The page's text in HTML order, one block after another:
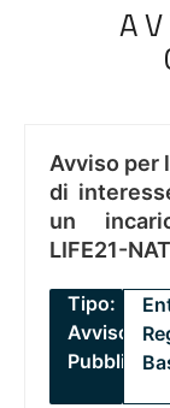
Avviso per
di
un
LIFE21-
Tipo:
Avviso
Pubblico